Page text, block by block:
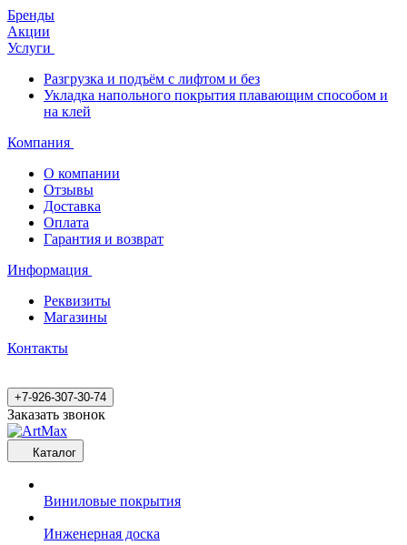
Бренды
Акции
Услуги
Разгрузка и подъём с лифтом и без
Укладка напольного покрытия плавающим способом и
на клей
Компания
О компании
Отзывы
Доставка
Оплата
Гарантия и возврат
Информация
Реквизиты
Магазины
Контакты
+7-926-307-30-74
Заказать звонок
Каталог
Виниловые покрытия
Инженерная доска